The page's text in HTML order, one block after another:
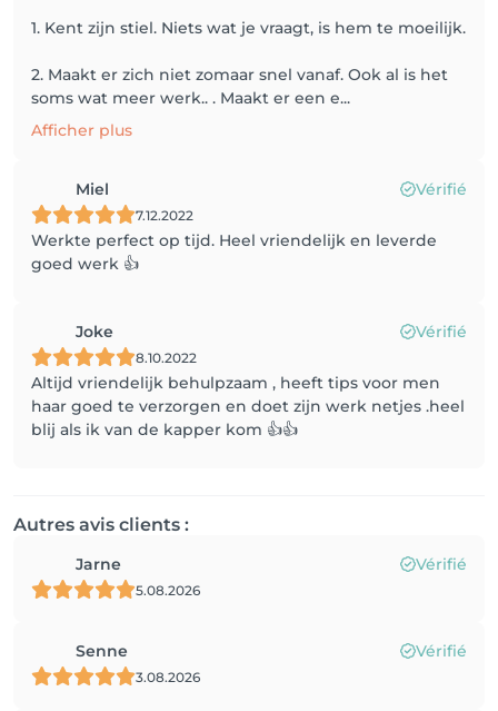
1. Kent zijn stiel. Niets wat je vraagt, is hem te moeilijk.
2. Maakt er zich niet zomaar snel vanaf. Ook al is het
soms wat meer werk.. . Maakt er een e...
Afficher plus
Miel Vérifié
7.12.2022
Werkte perfect op tijd. Heel vriendelijk en leverde
goed werk 👍
Joke Vérifié
8.10.2022
Altijd vriendelijk behulpzaam , heeft tips voor men
haar goed te verzorgen en doet zijn werk netjes .heel
blij als ik van de kapper kom 👍👍
Autres avis clients :
Jarne Vérifié
5.08.2026
Senne Vérifié
3.08.2026